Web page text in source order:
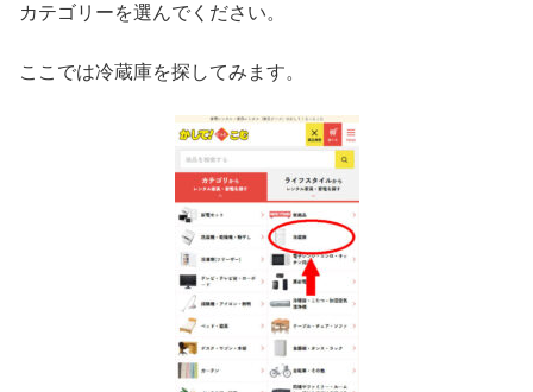
カテゴリーを選んでください。
ここでは冷蔵庫を探してみます。